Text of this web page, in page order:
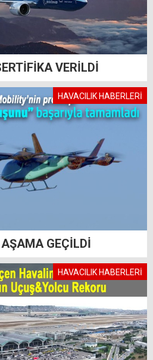
VERİLDİ
HAVACILIK HABERLERİ
GEÇİLDİ
HAVACILIK HABERLERİ